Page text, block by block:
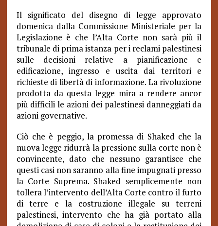
Il significato del disegno di legge approvato
domenica dalla Commissione Ministeriale per la
Legislazione è che l’Alta Corte non sarà più il
tribunale di prima istanza per i reclami palestinesi
sulle decisioni relative a pianificazione e
edificazione, ingresso e uscita dai territori e
richieste di libertà di informazione. La rivoluzione
prodotta da questa legge mira a rendere ancor
più difficili le azioni dei palestinesi danneggiati da
azioni governative.
Ciò che è peggio, la promessa di Shaked che la
nuova legge ridurrà la pressione sulla corte non è
convincente, dato che nessuno garantisce che
questi casi non saranno alla fine impugnati presso
la Corte Suprema. Shaked semplicemente non
tollera l’intervento dell’Alta Corte contro il furto
di terre e la costruzione illegale su terreni
palestinesi, intervento che ha già portato alla